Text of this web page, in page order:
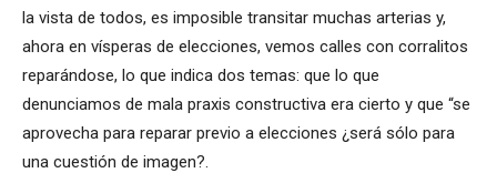
la vista de todos, es imposible transitar muchas arterias y,
ahora en vísperas de elecciones, vemos calles con corralitos
reparándose, lo que indica dos temas: que lo que
denunciamos de mala praxis constructiva era cierto y que “se
aprovecha para reparar previo a elecciones ¿será sólo para
una cuestión de imagen?.